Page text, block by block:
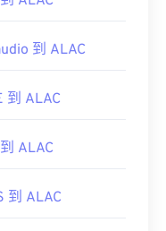
到 ALAC
到 ALAC
ALAC
到 ALAC